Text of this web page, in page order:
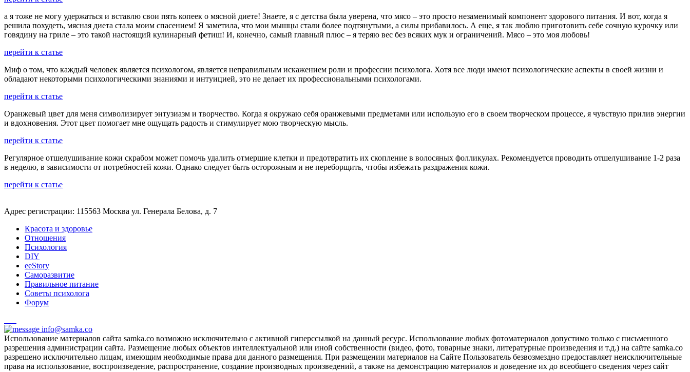
а я тоже не могу удержаться и вставлю свои пять копеек о мясной диете! Знаете, я с детства была уверена, что мясо – это просто незаменимый компонент здорового питания. И вот, когда я
решила похудеть, мясная диета стала моим спасением! Я заметила, что мои мышцы стали более подтянутыми, а силы прибавилось. А еще, я так люблю приготовить себе сочную курочку или
говядину на гриле – это такой настоящий кулинарный фетиш! И, конечно, самый главный плюс – я теряю вес без всяких мук и ограничений. Мясо – это моя любовь!
перейти к статье
Миф о том, что каждый человек является психологом, является неправильным искажением роли и профессии психолога. Хотя все люди имеют психологические аспекты в своей жизни и
обладают некоторыми психологическими знаниями и интуицией, это не делает их профессиональными психологами.
перейти к статье
Оранжевый цвет для меня символизирует энтузиазм и творчество. Когда я окружаю себя оранжевыми предметами или использую его в своем творческом процессе, я чувствую прилив энергии
и вдохновения. Этот цвет помогает мне ощущать радость и стимулирует мою творческую мысль.
перейти к статье
Регулярное отшелушивание кожи скрабом может помочь удалить отмершие клетки и предотвратить их скопление в волосяных фолликулах. Рекомендуется проводить отшелушивание 1-2 раза
в неделю, в зависимости от потребностей кожи. Однако следует быть осторожным и не переборщить, чтобы избежать раздражения кожи.
перейти к статье
Адрес регистрации: 115563 Москва ул. Генерала Белова, д. 7
Красота и здоровье
Отношения
Психология
DIY
ееStory
Саморазвитие
Правильное питание
Советы психолога
Форум
info@samka.co
Использование материалов сайта samka.co возможно исключительно с активной гиперссылкой на данный ресурс. Использование любых фотоматериалов допустимо только с письменного
разрешения администрации сайта. Размещение любых объектов интеллектуальной или иной собственности (видео, фото, товарные знаки, литературные произведения и т.д.) на сайте samka.co
разрешено исключительно лицам, имеющим необходимые права для данного размещения. При размещении материалов на Сайте Пользователь безвозмездно предоставляет неисключительные
права на использование, воспроизведение, распространение, создание производных произведений, а также на демонстрацию материалов и доведение их до всеобщего сведения через сайт